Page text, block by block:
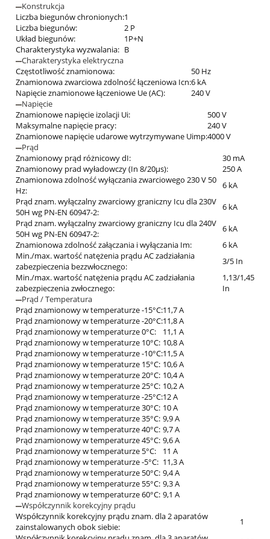
Konstrukcja
Liczba biegunów chronionych:1
Liczba biegunów:
2 P
Układ biegunów:
1P+N
Charakterystyka wyzwalania: B
Charakterystyka elektryczna
Częstotliwość znamionowa:
50 Hz
Znamionowa zwarciowa zdolność łączeniowa Icn:6 kA
Napięcie znamionowe łączeniowe Ue (AC):
240 V
Napięcie
Znamionowe napięcie izolacji Ui:
500 V
Maksymalne napięcie pracy:
240 V
Znamionowe napięcie udarowe wytrzymywane Uimp:4000 V
Prąd
Znamionowy prąd różnicowy dI:
30 mA
Znamionowy prad wyładowczy (In 8/20µs):
250 A
Znamionowa zdolność wyłączania zwarciowego 230 V 50
Hz:
6 kA
Prąd znam. wyłączalny zwarciowy graniczny Icu dla 230V
50H wg PN-EN 60947-2:
6 kA
Prąd znam. wyłączalny zwarciowy graniczny Icu dla 240V
50H wg PN-EN 60947-2:
6 kA
Znamionowa zdolność załączania i wyłączania Im:
6 kA
Min./max. wartość natężenia prądu AC zadziałania
zabezpieczenia bezzwłocznego:
3/5 In
Min./max. wartość natężenia prądu AC zadziałania
zabezpieczenia zwłocznego:
1,13/1,45
In
Prąd / Temperatura
Prąd znamionowy w temperaturze -15°C:11,7 A
Prąd znamionowy w temperaturze -20°C:11,8 A
Prąd znamionowy w temperaturze 0°C:
11,1 A
Prąd znamionowy w temperaturze 10°C: 10,8 A
Prąd znamionowy w temperaturze -10°C:11,5 A
Prąd znamionowy w temperaturze 15°C: 10,6 A
Prąd znamionowy w temperaturze 20°C: 10,4 A
Prąd znamionowy w temperaturze 25°C: 10,2 A
Prąd znamionowy w temperaturze -25°C:12 A
Prąd znamionowy w temperaturze 30°C: 10 A
Prąd znamionowy w temperaturze 35°C: 9,9 A
Prąd znamionowy w temperaturze 40°C: 9,7 A
Prąd znamionowy w temperaturze 45°C: 9,6 A
Prąd znamionowy w temperaturze 5°C:
11 A
Prąd znamionowy w temperaturze -5°C: 11,3 A
Prąd znamionowy w temperaturze 50°C: 9,4 A
Prąd znamionowy w temperaturze 55°C: 9,3 A
Prąd znamionowy w temperaturze 60°C: 9,1 A
Współczynnik korekcyjny prądu
Współczynnik korekcyjny prądu znam. dla 2 aparatów
zainstalowanych obok siebie:
1